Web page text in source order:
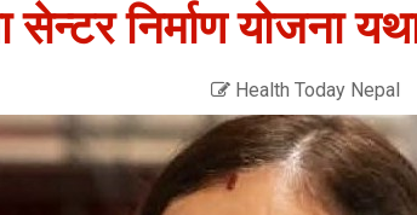
निर्माण योजना
Health Today Nepal